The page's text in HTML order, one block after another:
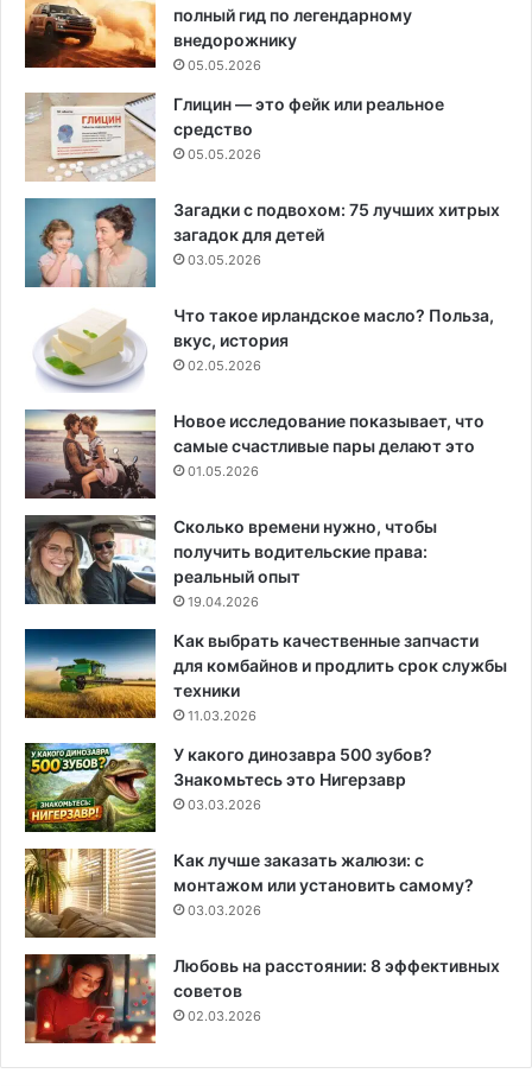
полный гид по легендарному
внедорожнику
05.05.2026
Глицин — это фейк или реальное
средство
05.05.2026
Загадки с подвохом: 75 лучших хитрых
загадок для детей
03.05.2026
Что такое ирландское масло? Польза,
вкус, история
02.05.2026
Новое исследование показывает, что
самые счастливые пары делают это
01.05.2026
Сколько времени нужно, чтобы
получить водительские права:
реальный опыт
19.04.2026
Как выбрать качественные запчасти
для комбайнов и продлить срок службы
техники
11.03.2026
У какого динозавра 500 зубов?
Знакомьтесь это Нигерзавр
03.03.2026
Как лучше заказать жалюзи: с
монтажом или установить самому?
03.03.2026
Любовь на расстоянии: 8 эффективных
советов
02.03.2026